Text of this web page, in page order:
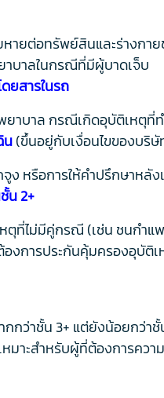
หายต่อทรัพย์สินและร่างกา
าบาลในกรณีที่มีผู้บาดเจ็บ
ยสารในรถ
าบาล กรณีเกิดอุบัติเหตุที่ท
น(ขึ้นอยู่กับเงื่อนไขของบริษั
ง หรือการให้คำปรึกษาหลั
น 2+
ตุที่ไม่มีคู่กรณี (เช่น ชนกำ
งการประกันคุ้มครองอุบัติ
กว่าชั้น 3+ แต่ยังน้อยกว่าชั้
หมาะสำหรับผู้ที่ต้องการคว